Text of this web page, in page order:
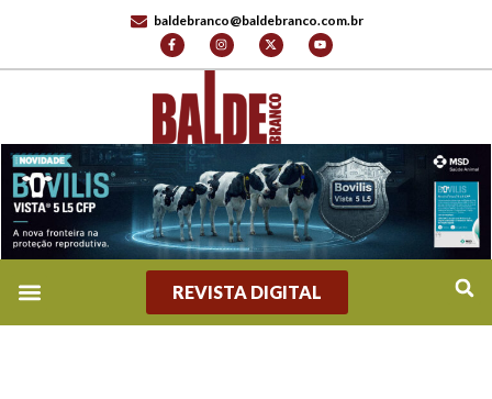
baldebranco@baldebranco.com.br
REVISTA DIGITAL